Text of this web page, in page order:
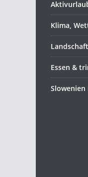
Klima,
Essen &
Slowenien